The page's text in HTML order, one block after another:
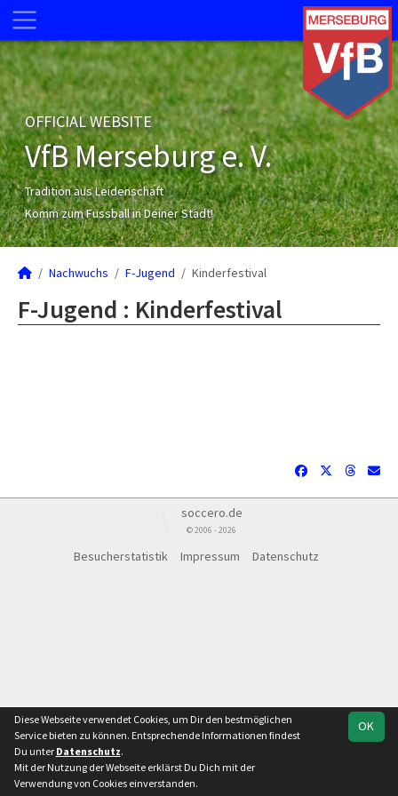
OFFICIAL WEBSITE
VfB Merseburg e. V.
Tradition aus Leidenschaft
Komm zum Fussball in Deiner Stadt!
Nachwuchs F-Jugend Kinderfestival
Team
F-Jugend : Kinderfestival
soccero.de
© 2006 - 2026
Besucherstatistik Impressum Datenschutz
OK
Diese Webseite verwendet Cookies, um Dir den bestmöglichen
Service bieten zu können. Entsprechende Informationen findest
Du unter Datenschutz.
Mit der Nutzung der Webseite erklärst Du Dich mit der
Verwendung von Cookies einverstanden.